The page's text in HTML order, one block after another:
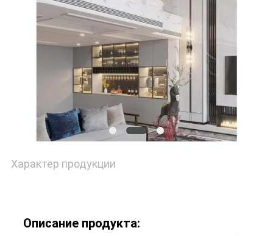
Характер продукции
Описание продукта: